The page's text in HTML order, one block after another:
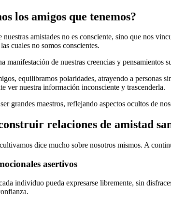
los amigos que tenemos?
nuestras amistades no es consciente, sino que nos
cuales no somos conscientes.
manifestación de nuestras creencias y pensamientos
equilibramos polaridades, atrayendo a personas
ver nuestra información inconsciente y trascenderla.
grandes maestros, reflejando aspectos ocultos de
relaciones de amistad
dice mucho sobre nosotros mismos. A
asertivos
individuo pueda expresarse libremente, sin